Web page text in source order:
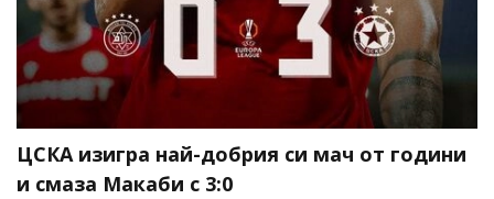
ЦСКА изигра най-добрия си мач от години
и смаза Макаби с 3:0